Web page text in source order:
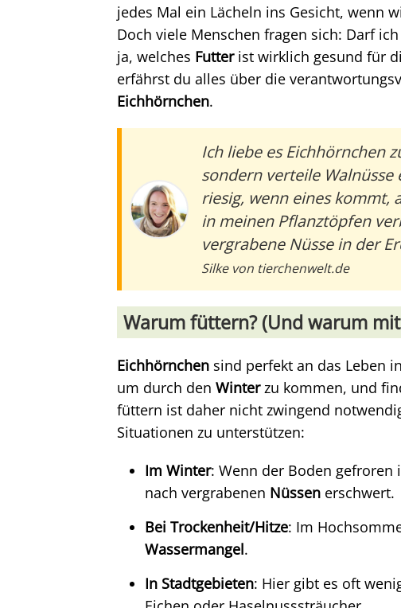
jedes Mal ein Lächeln ins Gesicht, wenn
Doch viele Menschen fragen sich: Darf
ja, welches Futterist wirklich gesund für
erfährst du alles über die
Eichhörnchen.
Ich liebe es Eichhörnchen
sondern verteile
riesig, wenn eines kommt,
in meinen Pflanztöpfen
vergrabene Nüsse in der
Silke von tierchenwelt.de
Warum füttern? (Und warum
Eichhörnchen sind perfekt an das Leben
um durch den Winterzu kommen, und
füttern ist daher nicht zwingend
Situationen zu unterstützen:
Im Winter: Wenn der Boden gefroren
nach vergrabenen Nüssen erschwert.
Bei Trockenheit/Hitze: Im
Wassermangel.
In Stadtgebieten: Hier gibt es oft